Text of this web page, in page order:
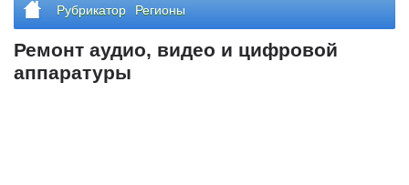
Рубрикатор Регионы
Ремонт аудио, видео и цифровой
аппаратуры